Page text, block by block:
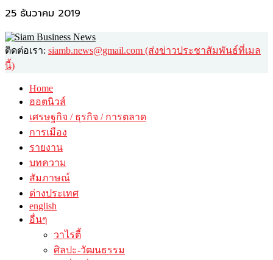
25 ธันวาคม 2019
ติดต่อเรา: siamb.news@gmail.com (ส่งข่าวประชาสัมพันธ์ที่เมล
นี้)
Home
ฮอตนิวส์
เศรษฐกิจ / ธุรกิจ / การตลาด
การเมือง
รายงาน
บทความ
สัมภาษณ์
ต่างประเทศ
english
อื่นๆ
วาไรตี้
ศิลปะ-วัฒนธรรม